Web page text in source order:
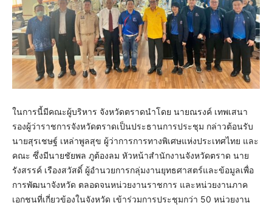
ในการนี้มีคณะผู้บริหาร จังหวัดตราดนำโดย นายณรงค์ เทพเสนา
รองผู้ว่าราชการจังหวัดตราดเป็นประธานการประชุม กล่าวต้อนรับ
นายสุรเชษฐ์ เหล่าพูลสุข ผู้ว่าการการทางพิเศษแห่งประเทศไทย และ
คณะ ซึ่งมีนายชัยพล ภูต้องลม หัวหน้าสำนักงานจังหวัดตราด นาย
รังสรรค์ เรืองสวัสดิ์ ผู้อำนวยการกลุ่มงานยุทธศาสตร์และข้อมูลเพื่อ
การพัฒนาจังหวัด ตลอดจนหน่วยงานราชการ และหน่วยงานภาค
เอกชนที่เกี่ยวข้องในจังหวัด เข้าร่วมการประชุมกว่า 50 หน่วยงาน